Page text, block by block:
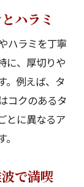
ハラミ
ハラミを丁寧
に、厚切りや
。例えば、タ
コクのあるタ
とに異なるア
で満喫